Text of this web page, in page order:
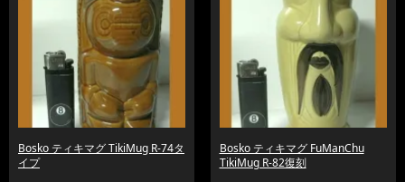
Bosko ティキマグ TikiMug R-74タ
イプ
Bosko ティキマグ FuManChu
TikiMug R-82復刻